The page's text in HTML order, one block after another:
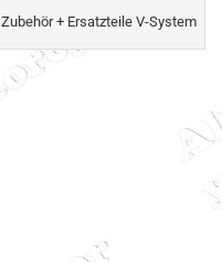
Zubehör + Ersatzteile V-System